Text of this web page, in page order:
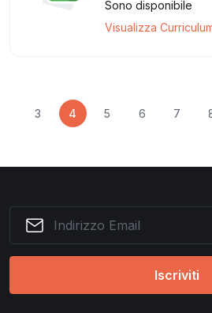
Sono disponibile
Visualizza
3 4 5 6 7
Iscriviti